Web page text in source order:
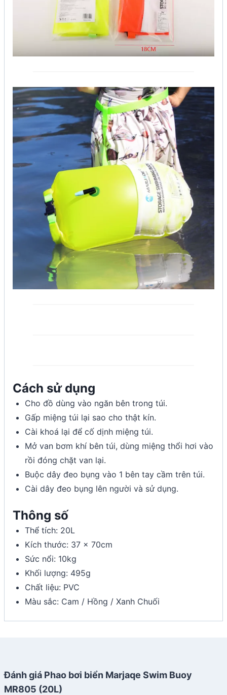
Cách sử dụng
Cho đồ dùng vào ngăn bên trong túi.
Gấp miệng túi lại sao cho thật kín.
Cài khoá lại để cố dịnh miệng túi.
Mở van bơm khí bên túi, dùng miệng thổi hơi vào
rồi đóng chặt van lại.
Buộc dây đeo bụng vào 1 bên tay cầm trên túi.
Cài dây đeo bụng lên người và sử dụng.
Thông số
Thể tích: 20L
Kích thước: 37 x 70cm
Sức nổi: 10kg
Khối lượng: 495g
Chất liệu: PVC
Màu sắc: Cam / Hồng / Xanh Chuối
Đánh giá Phao bơi biển Marjaqe Swim Buoy
MR805 (20L)